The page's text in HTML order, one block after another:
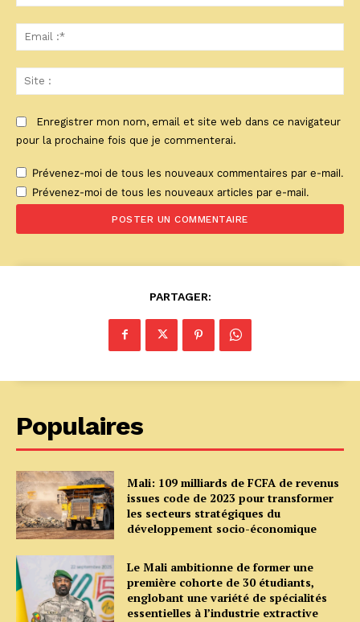
:*
:*
:
Enregistrer mon nom, email et site web dans ce navigateur
pour la prochaine fois que je commenterai.
Prévenez-moi de tous les nouveaux commentaires par e-mail.
Prévenez-moi de tous les nouveaux articles par e-mail.
PARTAGER:
Populaires
Mali: 109 milliards de FCFA de revenus
issues code de 2023 pour transformer
les secteurs stratégiques du
développement socio-économique
Le Mali ambitionne de former une
première cohorte de 30 étudiants,
englobant une variété de spécialités
essentielles à l’industrie extractive